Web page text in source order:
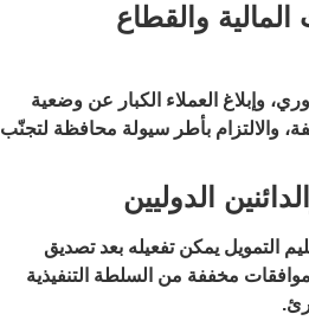
والقطاع
وإبلاغ العملاء الكبار عن وضعية
والالتزام بأطر سيولة محافظة لتجنّب
الدوليين
التمويل يمكن تفعيله بعد تصديق
موافقات مخففة من السلطة التنفيذية